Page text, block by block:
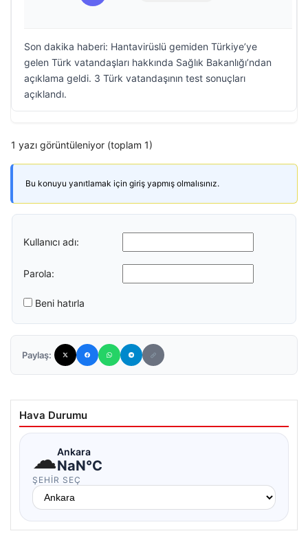
Son dakika haberi: Hantavirüslü gemiden Türkiye’ye
gelen Türk vatandaşları hakkında Sağlık Bakanlığı’ndan
açıklama geldi. 3 Türk vatandaşının test sonuçları
açıklandı.
1 yazı görüntüleniyor (toplam 1)
Bu konuyu yanıtlamak için giriş yapmış olmalısınız.
Kullanıcı adı:
Parola:
Beni hatırla
Paylaş:
Hava Durumu
☁Ankara
NaN°C
ŞEHIR SEÇ